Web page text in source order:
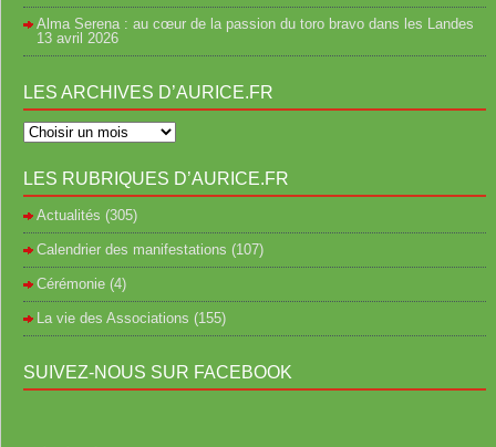
Alma Serena : au cœur de la passion du toro bravo dans les Landes
13 avril 2026
LES ARCHIVES D’AURICE.FR
LES RUBRIQUES D’AURICE.FR
Actualités (305)
Calendrier des manifestations (107)
Cérémonie (4)
La vie des Associations (155)
SUIVEZ-NOUS SUR FACEBOOK